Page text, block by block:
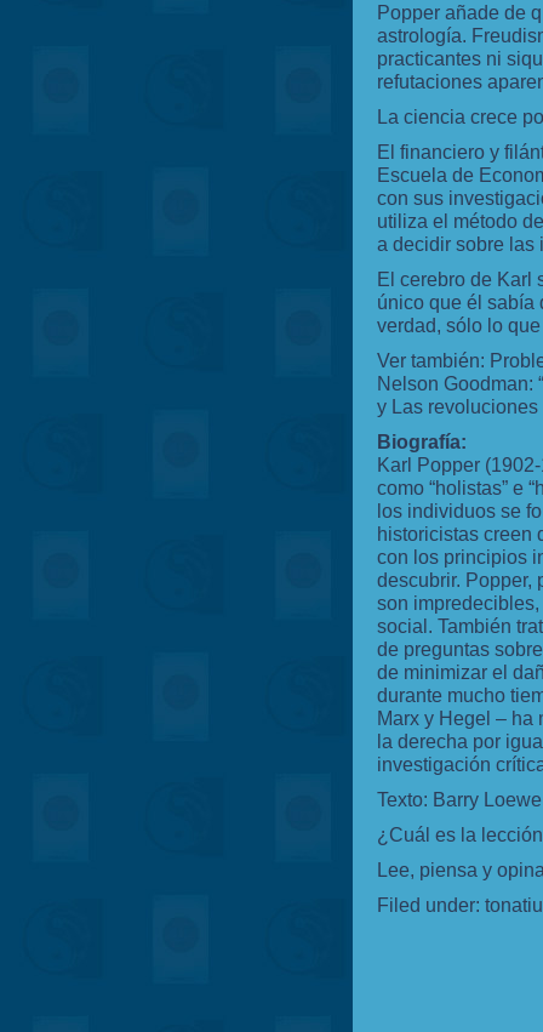
Popper añade de
astrología.
practicantes ni
refutaciones
La ciencia crece
El financiero y
Escuela de
con sus
utiliza el método
a decidir sobre las
El cerebro de Karl
único que él sabía
verdad, sólo lo
Ver también:
Nelson Goodman:
y Las
Biografía:
Karl Popper
como “holistas” e
los individuos se
historicistas creen
con los principios
descubrir. Popper,
son
social. También
de preguntas
de minimizar el
durante mucho
Marx y Hegel – ha
la derecha por
investigación
Texto: Barry
¿Cuál es la
Lee, piensa y
Filed under: